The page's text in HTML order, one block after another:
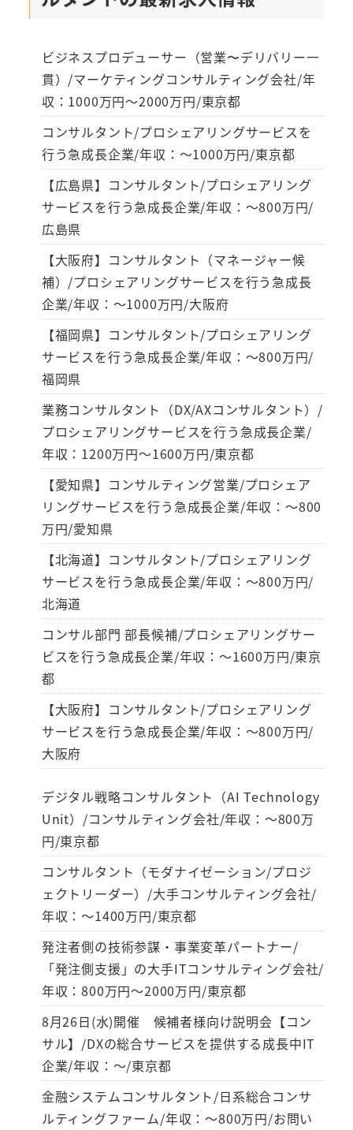
ビジネスプロデューサー（営業〜デリバリー一
貫）/マーケティングコンサルティング会社/年
収：1000万円～2000万円/東京都
コンサルタント/プロシェアリングサービスを
行う急成長企業/年収：～1000万円/東京都
【広島県】コンサルタント/プロシェアリング
サービスを行う急成長企業/年収：～800万円/
広島県
【大阪府】コンサルタント（マネージャー候
補）/プロシェアリングサービスを行う急成長
企業/年収：～1000万円/大阪府
【福岡県】コンサルタント/プロシェアリング
サービスを行う急成長企業/年収：～800万円/
福岡県
業務コンサルタント（DX/AXコンサルタント）/
プロシェアリングサービスを行う急成長企業/
年収：1200万円～1600万円/東京都
【愛知県】コンサルティング営業/プロシェア
リングサービスを行う急成長企業/年収：～800
万円/愛知県
【北海道】コンサルタント/プロシェアリング
サービスを行う急成長企業/年収：～800万円/
北海道
コンサル部門 部長候補/プロシェアリングサー
ビスを行う急成長企業/年収：～1600万円/東京
都
【大阪府】コンサルタント/プロシェアリング
サービスを行う急成長企業/年収：～800万円/
大阪府
デジタル戦略コンサルタント（AI Technology
Unit）/コンサルティング会社/年収：～800万
円/東京都
コンサルタント（モダナイゼーション/プロジ
ェクトリーダー）/大手コンサルティング会社/
年収：～1400万円/東京都
発注者側の技術参謀・事業変革パートナー/
「発注側支援」の大手ITコンサルティング会社/
年収：800万円～2000万円/東京都
8月26日(水)開催 候補者様向け説明会【コン
サル】/DXの総合サービスを提供する成長中IT
企業/年収：～/東京都
金融システムコンサルタント/日系総合コンサ
ルティングファーム/年収：～800万円/お問い